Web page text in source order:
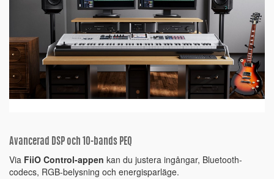
Avancerad DSP och 10-bands PEQ
Via FiiO Control-appen kan du justera ingångar, Bluetooth-
codecs, RGB-belysning och energisparläge.